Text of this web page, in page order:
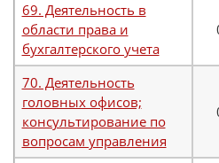
69. Деятельность в
области права и
бухгалтерского учета
70. Деятельность
головных офисов;
консультирование по
вопросам управления